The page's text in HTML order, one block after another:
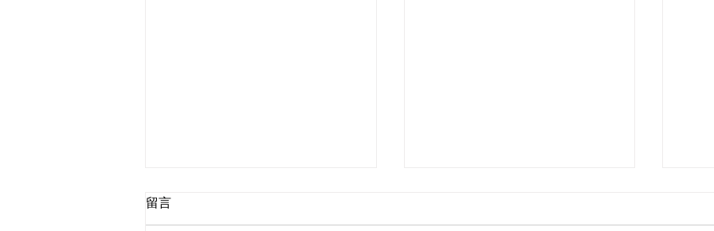
留言